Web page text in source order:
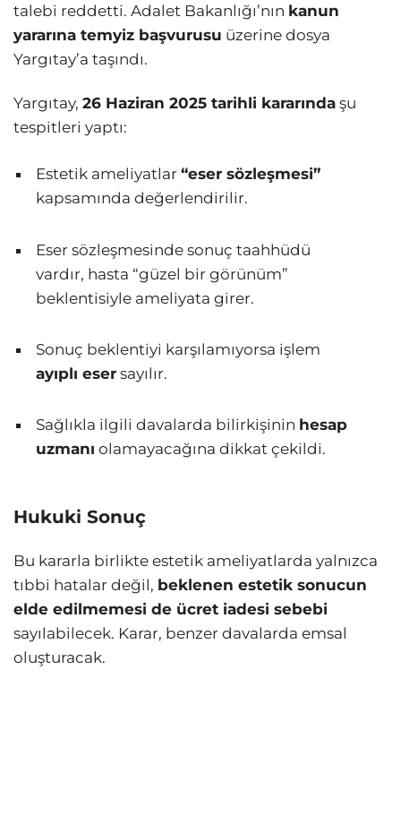
talebi reddetti. Adalet Bakanlığı’nın kanun
yararına temyiz başvurusu üzerine dosya
Yargıtay’a taşındı.
Yargıtay, 26 Haziran 2025 tarihli kararında şu
tespitleri yaptı:
Estetik ameliyatlar “eser sözleşmesi”
kapsamında değerlendirilir.
Eser sözleşmesinde sonuç taahhüdü
vardır, hasta “güzel bir görünüm”
beklentisiyle ameliyata girer.
Sonuç beklentiyi karşılamıyorsa işlem
ayıplı eser sayılır.
Sağlıkla ilgili davalarda bilirkişinin hesap
uzmanı olamayacağına dikkat çekildi.
Hukuki Sonuç
Bu kararla birlikte estetik ameliyatlarda yalnızca
tıbbi hatalar değil, beklenen estetik sonucun
elde edilmemesi de ücret iadesi sebebi
sayılabilecek. Karar, benzer davalarda emsal
oluşturacak.